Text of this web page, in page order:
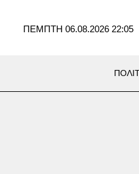
ΠΕΜΠΤΗ 06.08.2026 22:05